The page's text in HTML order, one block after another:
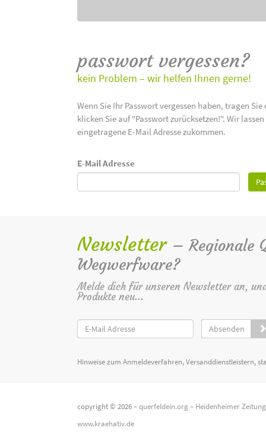
passwort vergessen?
kein Problem – wir helfen Ihnen gerne!
Wenn Sie Ihr Passwort vergessen haben, tragen
klicken Sie auf "Passwort zurücksetzen!". Wir
eingetragene E-Mail Adresse zukommen.
E-Mail Adresse
Newsletter – Regionale
Wegwerfware?
Melde dich für unseren Newsletter an,
Produkte neu...
Absenden
Hinweise zum Anmeldeverfahren, Versanddienstleistern,
copyright © 2026 –querfeldein.org– Heidenheimer
www.kraehativ.de